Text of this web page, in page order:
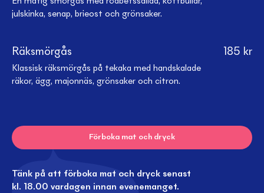
julskinka, senap, brieost och grönsaker.
Räksmörgås 185 kr
Klassisk räksmörgås på tekaka med handskalade
räkor, ägg, majonnäs, grönsaker och citron.
Förboka mat och dryck
Tänk på att förboka mat och dryck senast
kl. 18.00 vardagen innan evenemanget.